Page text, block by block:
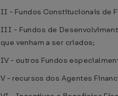
II - Fundos Constitucionais de
III - Fundos de
que venham a ser criados;
IV - outros Fundos
V - recursos dos Agentes